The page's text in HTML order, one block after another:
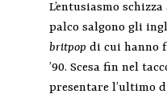
L’entusiasmo
palco salgono gli
britpop di cui hanno
’90. Scesa fin nel
presentare l’ultimo